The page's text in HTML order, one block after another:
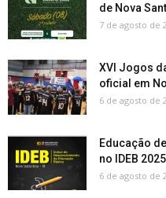
de Nova
7 de agosto de
XVI Jogos
oficial em
6 de agosto de
Educação
no IDEB
6 de agosto de